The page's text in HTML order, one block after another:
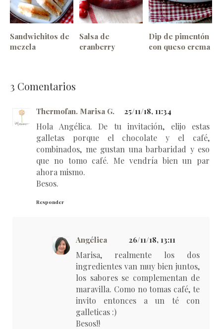
Sandwichitos de
mezcla
Salsa de
cranberry
Dip de pimentón
con queso crema
3 Comentarios
Thermofan. Marisa G. 25/11/18, 11:34
Hola Angélica. De tu invitación, elijo estas
galletas porque el chocolate y el café,
combinados, me gustan una barbaridad y eso
que no tomo café. Me vendría bien un par
ahora mismo.
Besos.
Responder
Angélica 26/11/18, 13:11
Marisa, realmente los dos
ingredientes van muy bien juntos,
los sabores se complementan de
maravilla. Como no tomas café, te
invito entonces a un té con
galleticas :)
Besos!!